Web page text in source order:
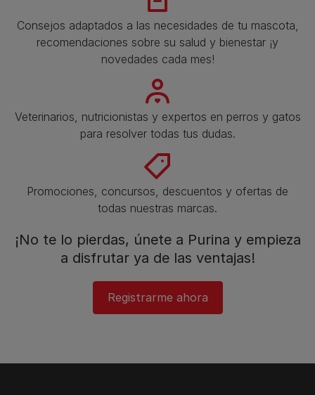
Consejos adaptados a las necesidades de tu mascota,
recomendaciones sobre su salud y bienestar ¡y
novedades cada mes!
Veterinarios, nutricionistas y expertos en perros y gatos
para resolver todas tus dudas.​
Promociones, concursos, descuentos y ofertas de
todas nuestras marcas.​
¡No te lo pierdas, únete a Purina y empieza
a disfrutar ya de las ventajas!​
Registrarme ahora